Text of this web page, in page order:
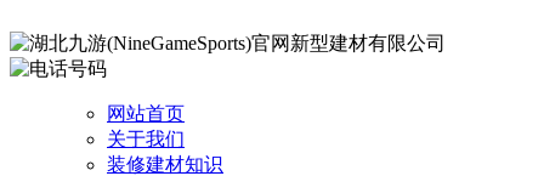
网站首页
关于我们
装修建材知识